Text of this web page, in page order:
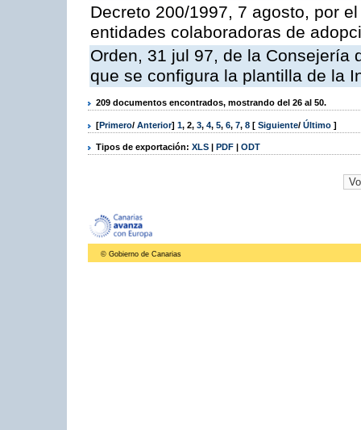
Decreto 200/1997, 7 agosto, por
entidades colaboradoras de
Orden, 31 jul 97, de la Consejería
que se configura la plantilla de la
209 documentos encontrados, mostrando del 26 al 50.
[Primero/ Anterior] 1, 2, 3, 4, 5, 6, 7, 8 [ Siguiente/ Último ]
Tipos de exportación: XLS | PDF | ODT
© Gobierno de Canarias